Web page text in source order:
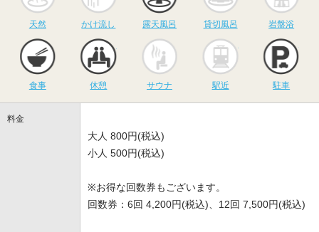
天然 かけ流し 露天風呂 貸切風呂 岩盤浴
食事 休憩
サウナ
サウナ
駅近
駅近 駐車
料金
大人 800円(税込)
小人 500円(税込)
※お得な回数券もございます。
回数券：6回 4,200円(税込)、12回 7,500円(税込)